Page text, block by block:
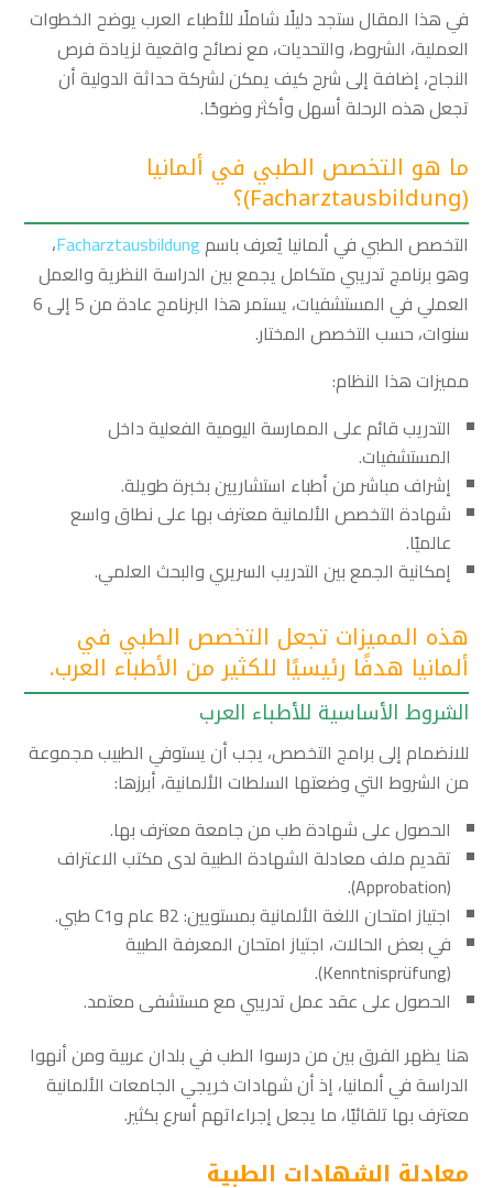
في هذا المقال ستجد دليلًا شاملًا للأطباء العرب يوضح الخطوات
العملية، الشروط، والتحديات، مع نصائح واقعية لزيادة فرص
النجاح، إضافة إلى شرح كيف يمكن لشركة حداثة الدولية أن
تجعل هذه الرحلة أسهل وأكثر وضوحًا.
ما هو التخصص الطبي في ألمانيا
(Facharztausbildung)؟
التخصص الطبي في ألمانيا يُعرف باسم Facharztausbildung،
وهو برنامج تدريبي متكامل يجمع بين الدراسة النظرية والعمل
العملي في المستشفيات، يستمر هذا البرنامج عادة من 5 إلى 6
سنوات، حسب التخصص المختار.
مميزات هذا النظام:
التدريب قائم على الممارسة اليومية الفعلية داخل
المستشفيات.
إشراف مباشر من أطباء استشاريين بخبرة طويلة.
شهادة التخصص الألمانية معترف بها على نطاق واسع
عالميًا.
إمكانية الجمع بين التدريب السريري والبحث العلمي.
هذه المميزات تجعل التخصص الطبي في
ألمانيا هدفًا رئيسيًا للكثير من الأطباء العرب.
الشروط الأساسية للأطباء العرب
للانضمام إلى برامج التخصص، يجب أن يستوفي الطبيب مجموعة
من الشروط التي وضعتها السلطات الألمانية، أبرزها:
الحصول على شهادة طب من جامعة معترف بها.
تقديم ملف معادلة الشهادة الطبية لدى مكتب الاعتراف
(Approbation).
اجتياز امتحان اللغة الألمانية بمستويين: B2 عام وC1 طبي.
في بعض الحالات، اجتياز امتحان المعرفة الطبية
(Kenntnisprüfung).
الحصول على عقد عمل تدريبي مع مستشفى معتمد.
هنا يظهر الفرق بين من درسوا الطب في بلدان عربية ومن أنهوا
الدراسة في ألمانيا، إذ أن شهادات خريجي الجامعات الألمانية
معترف بها تلقائيًا، ما يجعل إجراءاتهم أسرع بكثير.
معادلة الشهادات الطبية